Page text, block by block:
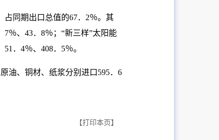
占同期出口总值的67．2％。其
％、43．8％；“新三样”太阳能
．4％、408．5％。
油、铜材、纸浆分别进口595．6
【打印本页】